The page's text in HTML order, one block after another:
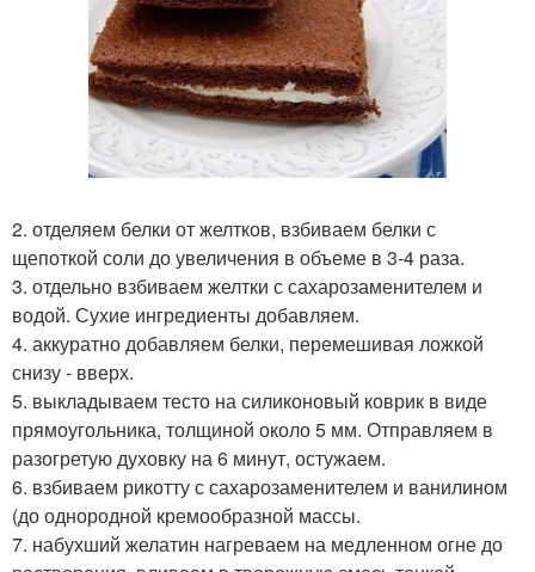
2. отделяем белки от желтков, взбиваем белки с
щепоткой соли до увеличения в объеме в 3-4 раза.
3. отдельно взбиваем желтки с сахарозаменителем и
водой. Сухие ингредиенты добавляем.
4. аккуратно добавляем белки, перемешивая ложкой
снизу - вверх.
5. выкладываем тесто на силиконовый коврик в виде
прямоугольника, толщиной около 5 мм. Отправляем в
разогретую духовку на 6 минут, остужаем.
6. взбиваем рикотту с сахарозаменителем и ванилином
(до однородной кремообразной массы.
7. набухший желатин нагреваем на медленном огне до